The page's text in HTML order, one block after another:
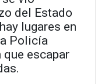
del Estado
lugares en
Policía
escapar